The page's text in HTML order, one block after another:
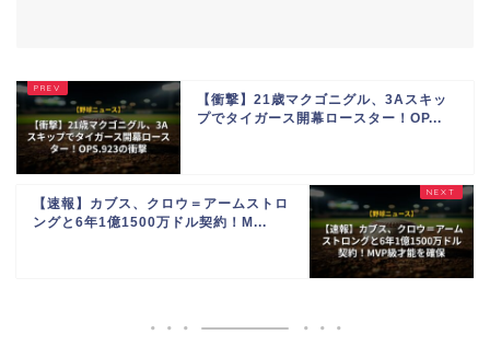
【衝撃】21歳マクゴニグル、3Aスキッ
プでタイガース開幕ロースター！OP...
【速報】カブス、クロウ＝アームストロ
ングと6年1億1500万ドル契約！M...